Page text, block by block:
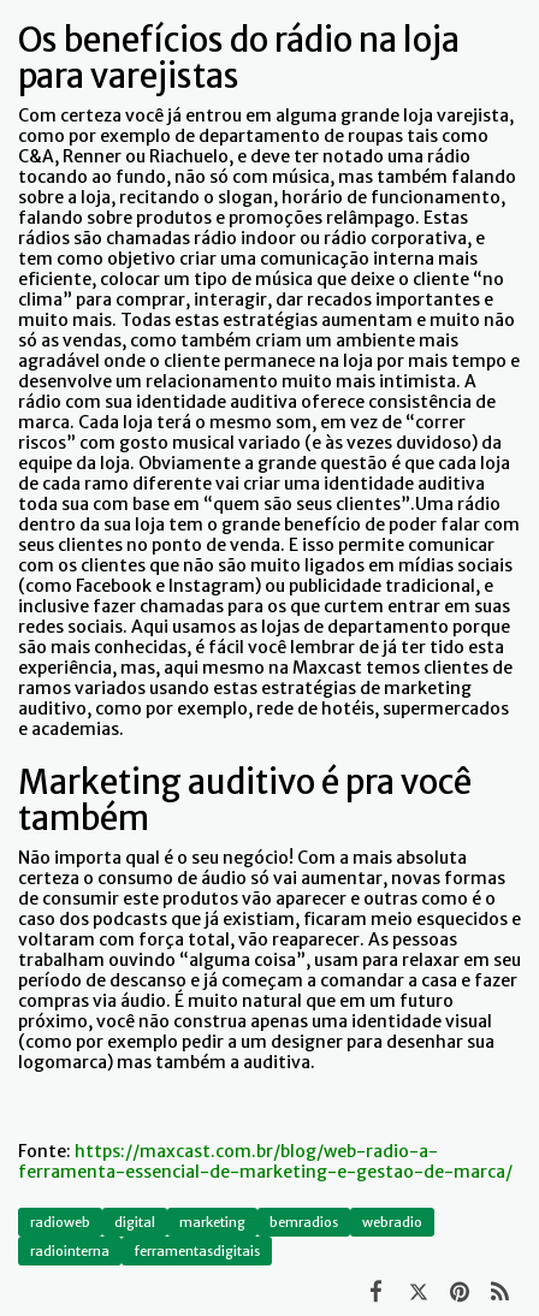
Os benefícios do rádio na loja
para varejistas
Com certeza você já entrou em alguma grande loja varejista,
como por exemplo de departamento de roupas tais como
C&A, Renner ou Riachuelo, e deve ter notado uma rádio
tocando ao fundo, não só com música, mas também falando
sobre a loja, recitando o slogan, horário de funcionamento,
falando sobre produtos e promoções relâmpago. Estas
rádios são chamadas rádio indoor ou rádio corporativa, e
tem como objetivo criar uma comunicação interna mais
eficiente, colocar um tipo de música que deixe o cliente “no
clima” para comprar, interagir, dar recados importantes e
muito mais. Todas estas estratégias aumentam e muito não
só as vendas, como também criam um ambiente mais
agradável onde o cliente permanece na loja por mais tempo e
desenvolve um relacionamento muito mais intimista. A
rádio com sua identidade auditiva oferece consistência de
marca. Cada loja terá o mesmo som, em vez de “correr
riscos” com gosto musical variado (e às vezes duvidoso) da
equipe da loja. Obviamente a grande questão é que cada loja
de cada ramo diferente vai criar uma identidade auditiva
toda sua com base em “quem são seus clientes”.Uma rádio
dentro da sua loja tem o grande benefício de poder falar com
seus clientes no ponto de venda. E isso permite comunicar
com os clientes que não são muito ligados em mídias sociais
(como Facebook e Instagram) ou publicidade tradicional, e
inclusive fazer chamadas para os que curtem entrar em suas
redes sociais. Aqui usamos as lojas de departamento porque
são mais conhecidas, é fácil você lembrar de já ter tido esta
experiência, mas, aqui mesmo na Maxcast temos clientes de
ramos variados usando estas estratégias de marketing
auditivo, como por exemplo, rede de hotéis, supermercados
e academias.
Marketing auditivo é pra você
também
Não importa qual é o seu negócio! Com a mais absoluta
certeza o consumo de áudio só vai aumentar, novas formas
de consumir este produtos vão aparecer e outras como é o
caso dos podcasts que já existiam, ficaram meio esquecidos e
voltaram com força total, vão reaparecer. As pessoas
trabalham ouvindo “alguma coisa”, usam para relaxar em seu
período de descanso e já começam a comandar a casa e fazer
compras via áudio. É muito natural que em um futuro
próximo, você não construa apenas uma identidade visual
(como por exemplo pedir a um designer para desenhar sua
logomarca) mas também a auditiva.
Fonte: https://maxcast.com.br/blog/web-radio-a-
ferramenta-essencial-de-marketing-e-gestao-de-marca/
radioweb digital marketing bemradios
webradio
radiointerna
ferramentasdigitais